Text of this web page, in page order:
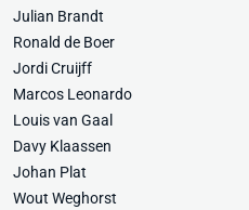
Julian Brandt
Ronald de Boer
Jordi Cruijff
Marcos Leonardo
Louis van Gaal
Davy Klaassen
Johan Plat
Wout Weghorst